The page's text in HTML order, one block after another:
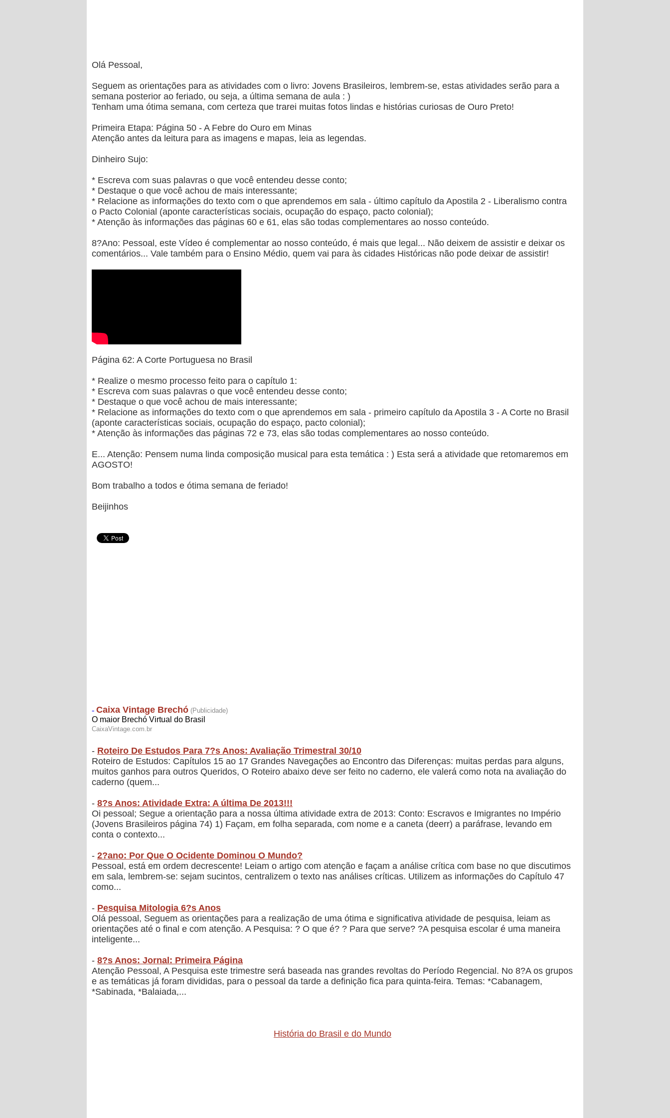
Olá Pessoal,
Seguem as orientações para as atividades com o livro: Jovens Brasileiros, lembrem-se, estas atividades serão para a
semana posterior ao feriado, ou seja, a última semana de aula : )
Tenham uma ótima semana, com certeza que trarei muitas fotos lindas e histórias curiosas de Ouro Preto!
Primeira Etapa: Página 50 - A Febre do Ouro em Minas
Atenção antes da leitura para as imagens e mapas, leia as legendas.
Dinheiro Sujo:
* Escreva com suas palavras o que você entendeu desse conto;
* Destaque o que você achou de mais interessante;
* Relacione as informações do texto com o que aprendemos em sala - último capítulo da Apostila 2 - Liberalismo contra
o Pacto Colonial (aponte características sociais, ocupação do espaço, pacto colonial);
* Atenção às informações das páginas 60 e 61, elas são todas complementares ao nosso conteúdo.
8?Ano: Pessoal, este Vídeo é complementar ao nosso conteúdo, é mais que legal... Não deixem de assistir e deixar os
comentários... Vale também para o Ensino Médio, quem vai para às cidades Históricas não pode deixar de assistir!
Página 62: A Corte Portuguesa no Brasil
* Realize o mesmo processo feito para o capítulo 1:
* Escreva com suas palavras o que você entendeu desse conto;
* Destaque o que você achou de mais interessante;
* Relacione as informações do texto com o que aprendemos em sala - primeiro capítulo da Apostila 3 - A Corte no Brasil
(aponte características sociais, ocupação do espaço, pacto colonial);
* Atenção às informações das páginas 72 e 73, elas são todas complementares ao nosso conteúdo.
E... Atenção: Pensem numa linda composição musical para esta temática : ) Esta será a atividade que retomaremos em
AGOSTO!
Bom trabalho a todos e ótima semana de feriado!
Beijinhos
- Roteiro De Estudos Para 7?s Anos: Avaliação Trimestral 30/10
Roteiro de Estudos: Capítulos 15 ao 17 Grandes Navegações ao Encontro das Diferenças: muitas perdas para alguns,
muitos ganhos para outros Queridos, O Roteiro abaixo deve ser feito no caderno, ele valerá como nota na avaliação do
caderno (quem...
- 8?s Anos: Atividade Extra: A última De 2013!!!
Oi pessoal; Segue a orientação para a nossa última atividade extra de 2013: Conto: Escravos e Imigrantes no Império
(Jovens Brasileiros página 74) 1) Façam, em folha separada, com nome e a caneta (deerr) a paráfrase, levando em
conta o contexto...
- 2?ano: Por Que O Ocidente Dominou O Mundo?
Pessoal, está em ordem decrescente! Leiam o artigo com atenção e façam a análise crítica com base no que discutimos
em sala, lembrem-se: sejam sucintos, centralizem o texto nas análises críticas. Utilizem as informações do Capítulo 47
como...
- Pesquisa Mitologia 6?s Anos
Olá pessoal, Seguem as orientações para a realização de uma ótima e significativa atividade de pesquisa, leiam as
orientações até o final e com atenção. A Pesquisa: ? O que é? ? Para que serve? ?A pesquisa escolar é uma maneira
inteligente...
- 8?s Anos: Jornal: Primeira Página
Atenção Pessoal, A Pesquisa este trimestre será baseada nas grandes revoltas do Período Regencial. No 8?A os grupos
e as temáticas já foram divididas, para o pessoal da tarde a definição fica para quinta-feira. Temas: *Cabanagem,
*Sabinada, *Balaiada,...
História do Brasil e do Mundo